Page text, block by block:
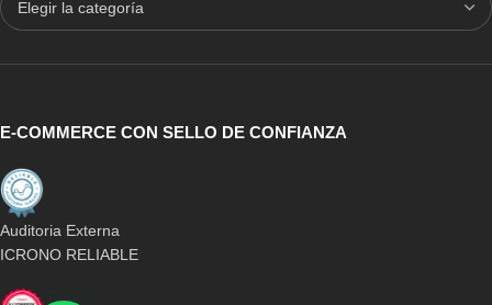
E-COMMERCE CON SELLO DE CONFIANZA
Auditoria Externa
ICRONO RELIABLE